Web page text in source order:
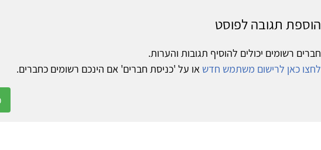
הוספת תגובה לפוסט
חברים רשומים יכולים להוסיף תגובות והערות.
לחצו כאן לרישום משתמש חדש או על 'כניסת חברים' אם הינכם רשומים כחברים.